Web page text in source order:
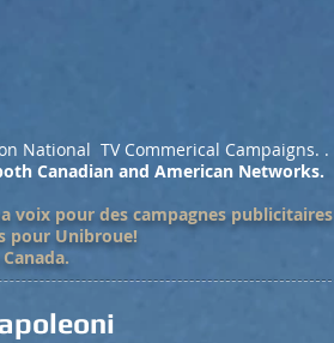
National TV Commerical Campaigns. .
Canadian and American Networks.
voix pour des campagnes publicitaires
pour Unibroue!